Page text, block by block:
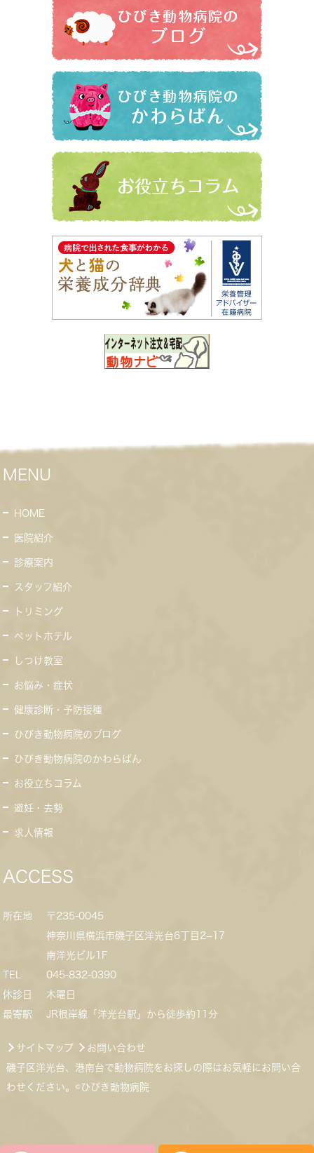
MENU
HOME
医院紹介
診療案内
スタッフ紹介
トリミング
ペットホテル
しつけ教室
お悩み・症状
健康診断・予防接種
ひびき動物病院のブログ
ひびき動物病院のかわらばん
お役立ちコラム
避妊・去勢
求人情報
ACCESS
所在地
〒235-0045
神奈川県横浜市磯子区洋光台6丁目2−17
南洋光ビル1F
TEL
045-832-0390
休診日
木曜日
最寄駅
JR根岸線「洋光台駅」から徒歩約11分
サイトマップ
お問い合わせ
磯子区洋光台、港南台で動物病院をお探しの際はお気軽にお問い合
わせください。©ひびき動物病院